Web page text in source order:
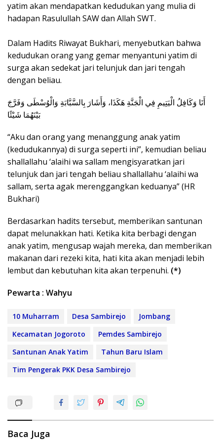
yatim akan mendapatkan kedudukan yang mulia di
hadapan Rasulullah SAW dan Allah SWT.
Dalam Hadits Riwayat Bukhari, menyebutkan bahwa
kedudukan orang yang gemar menyantuni yatim di
surga akan sedekat jari telunjuk dan jari tengah
dengan beliau.
أَنَا وَكَافِلُ الْيَتِيمِ فِي الْجَنَّةِ هَكَذَا، وَأَشَارَ بِالسَّبَّابَةِ وَالْوُسْطَى وَفَرَّجَ
بَيْنَهُمَا شَيْئًا
“Aku dan orang yang menanggung anak yatim
(kedudukannya) di surga seperti ini”, kemudian beliau
shallallahu ‘alaihi wa sallam mengisyaratkan jari
telunjuk dan jari tengah beliau shallallahu ‘alaihi wa
sallam, serta agak merenggangkan keduanya” (HR
Bukhari)
Berdasarkan hadits tersebut, memberikan santunan
dapat melunakkan hati. Ketika kita berbagi dengan
anak yatim, mengusap wajah mereka, dan memberikan
makanan dari rezeki kita, hati kita akan menjadi lebih
lembut dan kebutuhan kita akan terpenuhi. (*)
Pewarta : Wahyu
10 Muharram Desa Sambirejo
Jombang
Kecamatan Jogoroto
Pemdes Sambirejo
Santunan Anak Yatim
Tahun Baru Islam
Tim Pengerak PKK Desa Sambirejo
Baca Juga